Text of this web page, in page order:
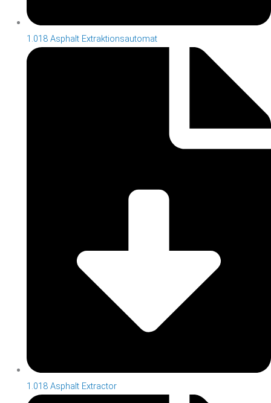
1.018 Asphalt Extraktionsautomat
1.018 Asphalt Extractor